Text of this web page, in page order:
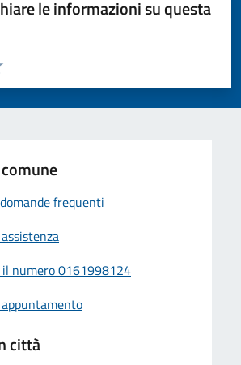
le informazioni su questa
pagina
5 stelle su 5
stelle su 5
su 5
5
frequenti
il numero 0161998124
città